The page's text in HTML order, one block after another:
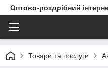
Оптово-роздрібний
Товари та послуги